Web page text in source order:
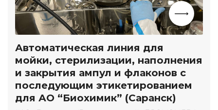
Автоматическая линия для
мойки, стерилизации, наполнения
и закрытия ампул и флаконов с
последующим этикетированием
для АО “Биохимик” (Саранск)